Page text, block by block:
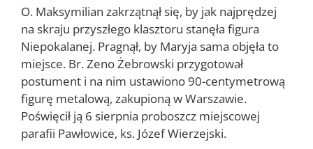
O. Maksymilian zakrzątnął się, by jak najprędzej
na skraju przy­szłego klasztoru stanęła figura
Niepokalanej. Pra­gnął, by Maryja sama objęła to
miejsce. Br. Zeno Żebrowski przygotował
postument i na nim usta­wiono 90-centymetrową
figurę metalową, zakupio­ną w Warszawie.
Poświęcił ją 6 sierpnia proboszcz miejscowej
parafii Pawłowice, ks. Józef Wierzejski.